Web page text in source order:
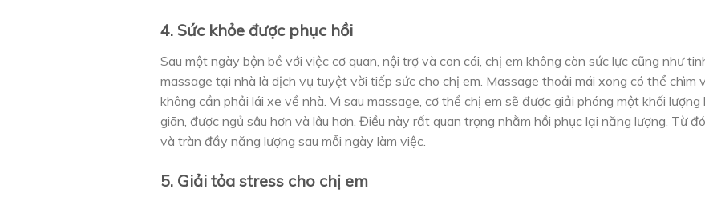
4. Sức khỏe được phục hồi
Sau một ngày bộn bề với việc cơ quan, nội trợ và con cái, chị em không còn sức lực cũng như
massage tại nhà là dịch vụ tuyệt vời tiếp sức cho chị em. Massage thoải mái xong có thể chìm
không cần phải lái xe về nhà. Vì sau massage, cơ thể chị em sẽ được giải phóng một khối
giãn, được ngủ sâu hơn và lâu hơn. Điều này rất quan trọng nhằm hồi phục lại năng lượng. Từ
và tràn đầy năng lượng sau mỗi ngày làm việc.
5. Giải tỏa stress cho chị em